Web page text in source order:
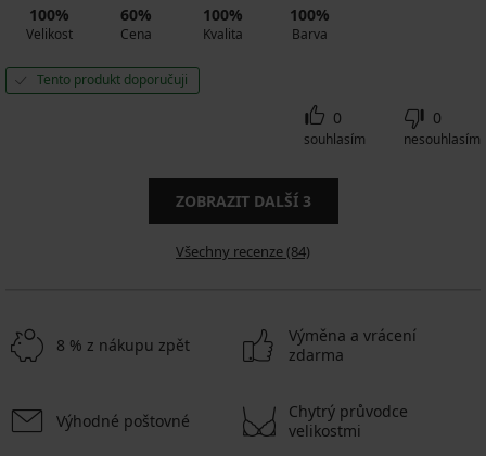
100%
Velikost
60%
Cena
100%
Kvalita
100%
Barva
Tento produkt doporučuji
0
souhlasím
0
nesouhlasím
ZOBRAZIT DALŠÍ 3
Všechny recenze (84)
8 % z nákupu zpět
Výměna a vrácení
zdarma
Výhodné poštovné
Chytrý průvodce
velikostmi